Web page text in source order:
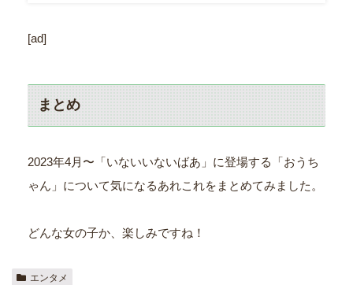
[ad]
まとめ
2023年4月〜「いないいないばあ」に登場する「おうち
ゃん」について気になるあれこれをまとめてみました。
どんな女の子か、楽しみですね！
エンタメ